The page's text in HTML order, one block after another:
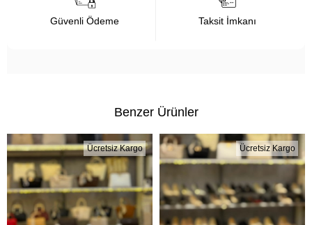
Güvenli Ödeme Taksit İmkanı
Benzer Ürünler
Ücretsiz Kargo Ücretsiz Kargo